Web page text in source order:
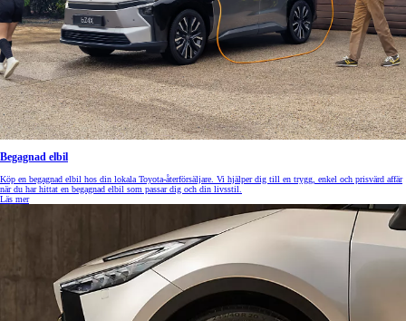
Begagnad elbil
Köp en begagnad elbil hos din lokala Toyota-återförsäljare. Vi hjälper dig till en trygg, enkel och prisvärd affär
när du har hittat en begagnad elbil som passar dig och din livsstil.
Läs mer